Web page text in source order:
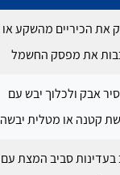
את הכיריים מהשקע או
את מפסק החשמל
אבק ולכלוך יבש עם
קטנה או מטלית יבשה
בעדינות סביב המצת עם